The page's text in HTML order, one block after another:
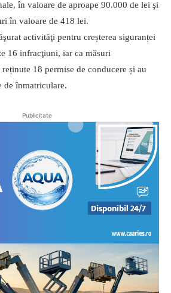
în valoare de aproape 90.000 de lei şi
în valoare de 418 lei.
activităţi pentru creșterea siguranței
16 infracţiuni, iar ca măsuri
18 permise de conducere și au
de înmatriculare.
Publicitate